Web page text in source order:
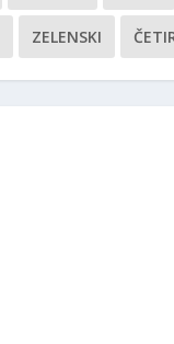
ZELENSKI